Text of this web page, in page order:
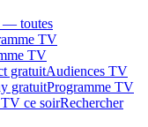
— toutes
TV
TV
gratuitAudiences TV
gratuitProgramme TV
ce soirRechercher